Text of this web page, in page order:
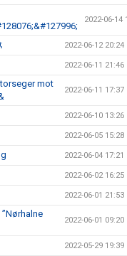
2022-06-14
2022-06-12 20:24
2022-06-11 21:46
mot
2022-06-11 17:37
2022-06-10 13:26
2022-06-05 15:28
2022-06-04 17:21
2022-06-02 16:25
2022-06-01 21:53
2022-06-01 09:20
2022-05-29 19:39